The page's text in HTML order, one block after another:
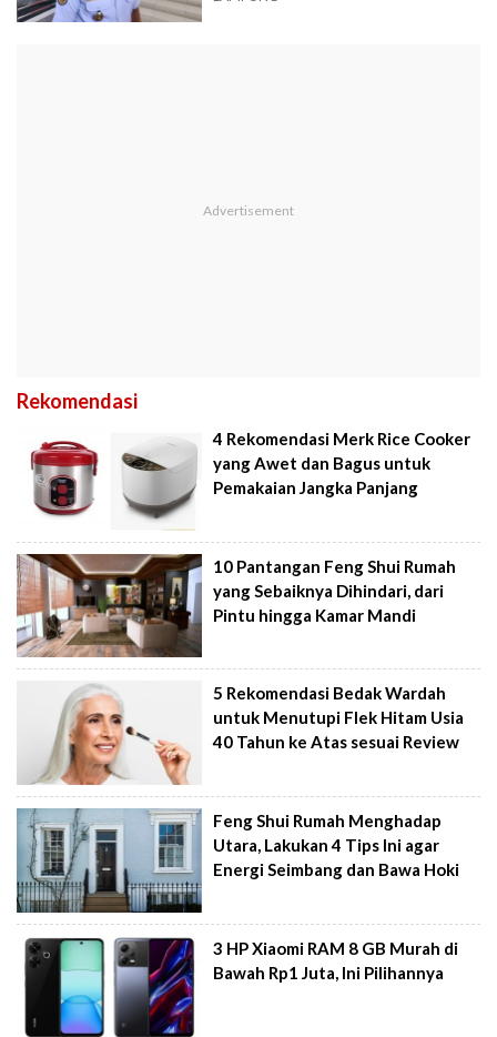
Rekomendasi
4 Rekomendasi Merk Rice Cooker
yang Awet dan Bagus untuk
Pemakaian Jangka Panjang
10 Pantangan Feng Shui Rumah
yang Sebaiknya Dihindari, dari
Pintu hingga Kamar Mandi
5 Rekomendasi Bedak Wardah
untuk Menutupi Flek Hitam Usia
40 Tahun ke Atas sesuai Review
Feng Shui Rumah Menghadap
Utara, Lakukan 4 Tips Ini agar
Energi Seimbang dan Bawa Hoki
3 HP Xiaomi RAM 8 GB Murah di
Bawah Rp1 Juta, Ini Pilihannya